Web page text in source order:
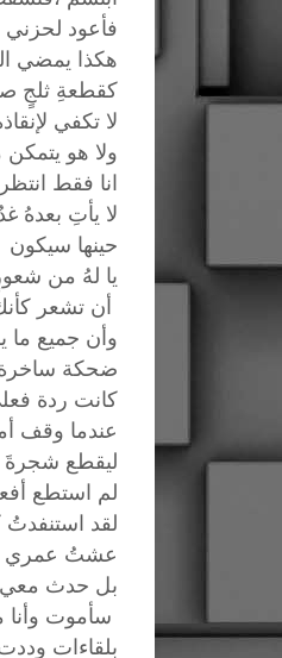
فأعود
هكذا يمضي
كقطعةِ ثلجٍ
لا تكفي
ولا هو
انا فقط
لا يأتِ بعدهُ
حينها
يا لهُ من
أن تشعر
وأن جميع
ضحكة
كانت ردة
عندما وقف
ليقطع شجرةَ
لم استطع
لقد
عشتُ عمري
بل حدث معي
سأموت وأنا
بلقاءات